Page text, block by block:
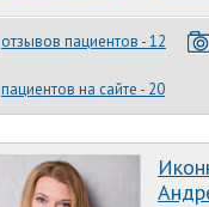
отзывов пациентов - 12
пациентов на сайте - 20